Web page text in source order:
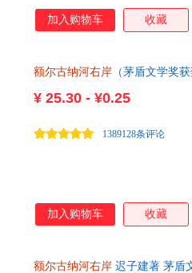
协，作为设立一个长篇小说文
自知病将不起，我衷心地祝愿
的当代长篇小说文库中的翘楚
出版的获奖作品。二〇〇四年
努力保持全集的
加入购物车 收藏
额尔古纳河右岸 （茅盾文学奖
¥ 25.30 - ¥0.25
1389128条评论
加入购物车 收藏
额尔古纳河右岸 迟子建著 茅盾